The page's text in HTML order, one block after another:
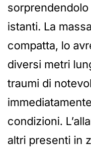
istanti. La
compatta, lo
diversi metri
traumi di
condizioni.
altri presenti in